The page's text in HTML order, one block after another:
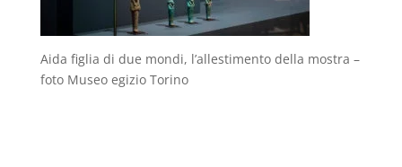
Aida figlia di due mondi, l’allestimento della mostra –
foto Museo egizio Torino